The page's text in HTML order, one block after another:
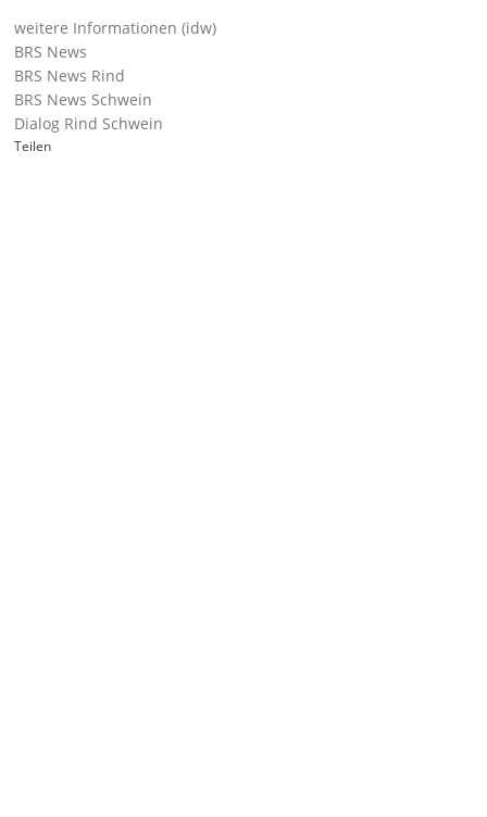
weitere Informationen (idw)
BRS News
BRS News Rind
BRS News Schwein
Dialog Rind Schwein
Teilen